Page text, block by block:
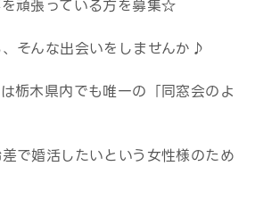
頑張っている方を募集☆
そんな出会いをしませんか♪
栃木県内でも唯一の「同窓会のよ
で婚活したいという女性様のため